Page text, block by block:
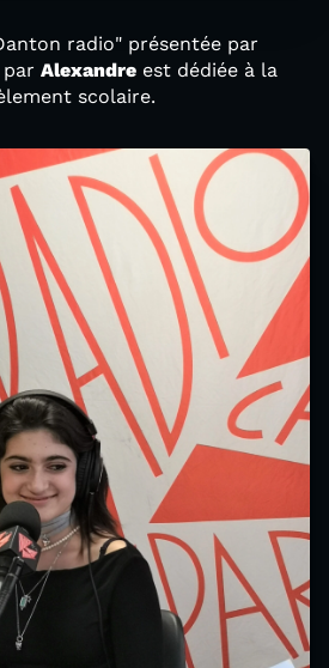
radio" présentée par
Alexandre est dédiée à la
scolaire.